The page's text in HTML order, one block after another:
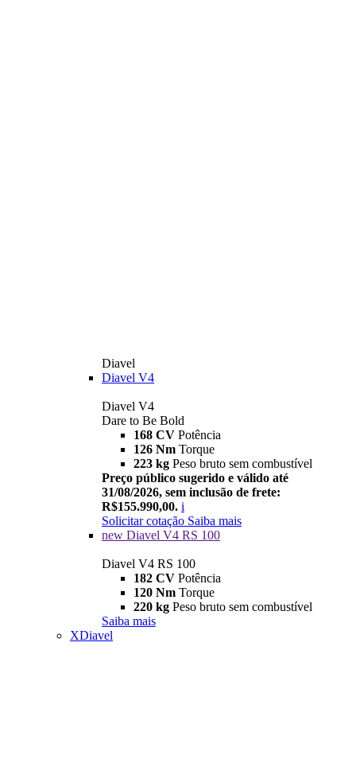
Diavel
Diavel V4
Diavel V4
Dare to Be Bold
168 CV Potência
126 Nm Torque
223 kg Peso bruto sem combustível
Preço público sugerido e válido até
31/08/2026, sem inclusão de frete:
R$155.990,00. i
Solicitar cotação Saiba mais
new Diavel V4 RS 100
Diavel V4 RS 100
182 CV Potência
120 Nm Torque
220 kg Peso bruto sem combustível
Saiba mais
XDiavel